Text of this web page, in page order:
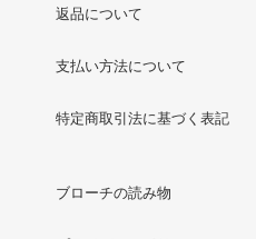
返品について
支払い方法について
特定商取引法に基づく表記
ブローチの読み物